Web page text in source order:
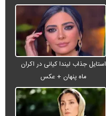
استایل جذاب لیندا کیانی در اکران
ماه پنهان + عکس